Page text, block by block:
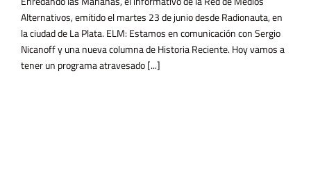
Alternativos, emitido el martes 23 de junio desde Radionauta, en
la ciudad de La Plata. ELM: Estamos en comunicación con Sergio
Nicanoff y una nueva columna de Historia Reciente. Hoy vamos a
tener un programa atravesado [...]